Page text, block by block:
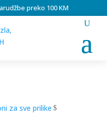
preko 100 KM
za sve prilike $